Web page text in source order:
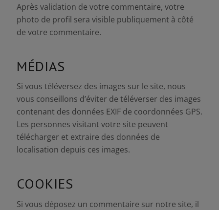
Après validation de votre commentaire, votre
photo de profil sera visible publiquement à côté
de votre commentaire.
MÉDIAS
Si vous téléversez des images sur le site, nous
vous conseillons d’éviter de téléverser des images
contenant des données EXIF de coordonnées GPS.
Les personnes visitant votre site peuvent
télécharger et extraire des données de
localisation depuis ces images.
COOKIES
Si vous déposez un commentaire sur notre site, il